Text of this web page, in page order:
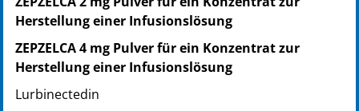
PPN: 112059237943
Herstellung einer Infusionslösung
ZEPZELCA 4 mg Pulver für ein Konzentrat zur
Herstellung einer Infusionslösung
Lurbinectedin